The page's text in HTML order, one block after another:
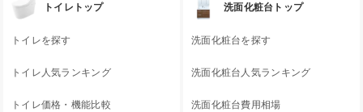
トイレトップ
トイレを探す
トイレ人気ランキング
トイレ価格・機能比較
洗面化粧台トップ
洗面化粧台を探す
洗面化粧台人気ランキング
洗面化粧台費用相場